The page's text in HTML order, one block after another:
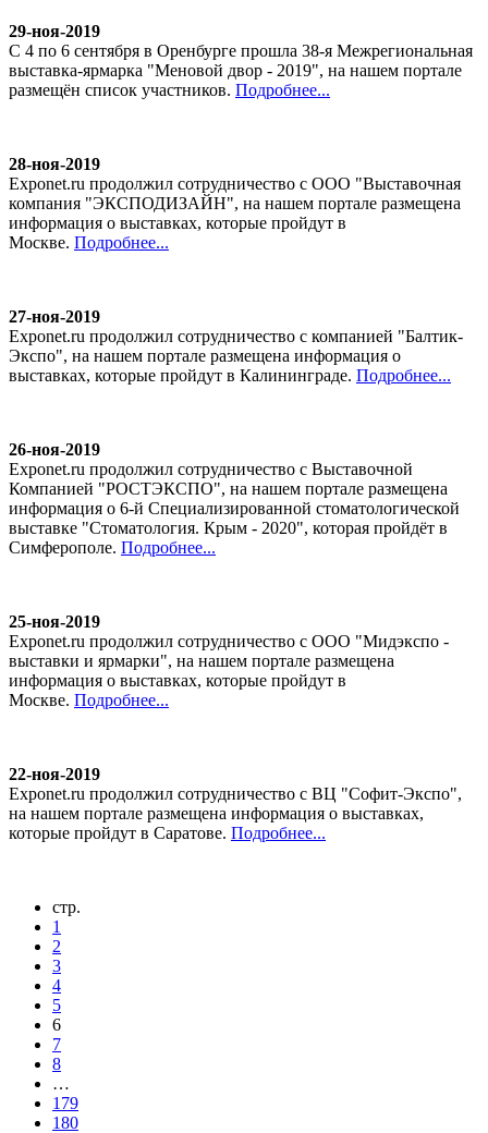
29-ноя-2019
С 4 по 6 сентября в Оренбурге прошла 38-я Межрегиональная
выставка-ярмарка "Меновой двор - 2019", на нашем портале
размещён список участников. Подробнее...
28-ноя-2019
Exponet.ru продолжил сотрудничество с ООО "Выставочная
компания "ЭКСПОДИЗАЙН", на нашем портале размещена
информация о выставках, которые пройдут в
Москве. Подробнее...
27-ноя-2019
Exponet.ru продолжил сотрудничество с компанией "Балтик-
Экспо", на нашем портале размещена информация о
выставках, которые пройдут в Калининграде. Подробнее...
26-ноя-2019
Exponet.ru продолжил сотрудничество с Выставочной
Компанией "РОСТЭКСПО", на нашем портале размещена
информация о 6-й Специализированной стоматологической
выставке "Стоматология. Крым - 2020", которая пройдёт в
Симферополе. Подробнее...
25-ноя-2019
Exponet.ru продолжил сотрудничество с ООО "Мидэкспо -
выставки и ярмарки", на нашем портале размещена
информация о выставках, которые пройдут в
Москве. Подробнее...
22-ноя-2019
Exponet.ru продолжил сотрудничество с ВЦ "Софит-Экспо",
на нашем портале размещена информация о выставках,
которые пройдут в Саратове. Подробнее...
стр.
1
2
3
4
5
6
7
8
…
179
180